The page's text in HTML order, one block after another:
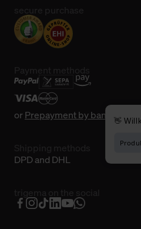
orPrepayment by bank transfer
DPD and DHL